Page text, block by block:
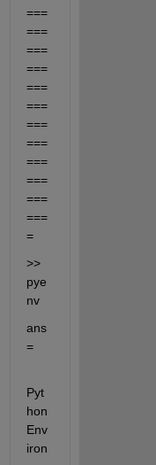
===
===
===
===
===
===
===
===
===
===
===
===
=
>>
pye
nv
ans
=
Pyt
hon
Env
iron